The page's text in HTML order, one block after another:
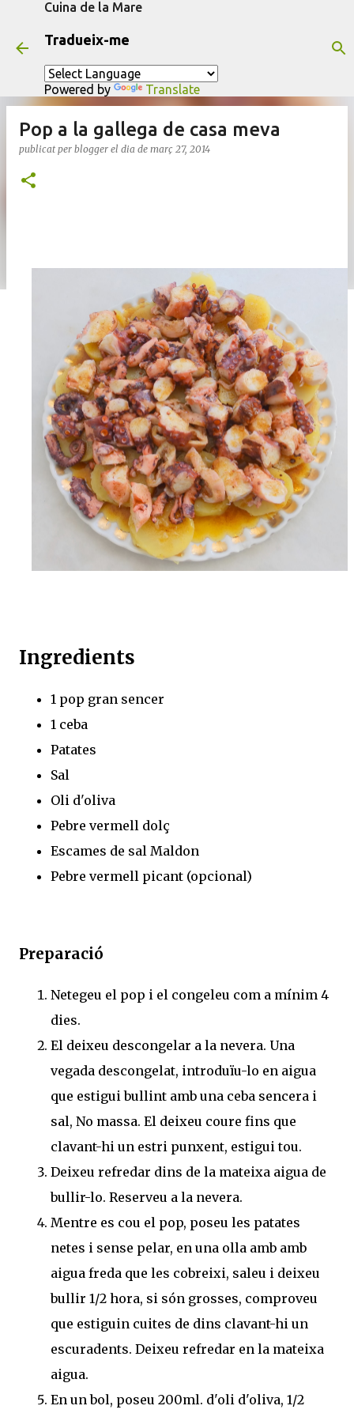
Cuina de la Mare
Tradueix-me
Powered by Translate
Pop a la gallega de casa meva
publicat per blogger el dia de març 27, 2014
Ingredients
1 pop gran sencer
1 ceba
Patates
Sal
Oli d'oliva
Pebre vermell dolç
Escames de sal Maldon
Pebre vermell picant (opcional)
Preparació
Netegeu el pop i el congeleu com a mínim 4
dies.
El deixeu descongelar a la nevera. Una
vegada descongelat, introduïu-lo en aigua
que estigui bullint amb una ceba sencera i
sal, No massa. El deixeu coure fins que
clavant-hi un estri punxent, estigui tou.
Deixeu refredar dins de la mateixa aigua de
bullir-lo. Reserveu a la nevera.
Mentre es cou el pop, poseu les patates
netes i sense pelar, en una olla amb amb
aigua freda que les cobreixi, saleu i deixeu
bullir 1/2 hora, si són grosses, comproveu
que estiguin cuites de dins clavant-hi un
escuradents. Deixeu refredar en la mateixa
aigua.
En un bol, poseu 200ml. d'oli d'oliva, 1/2